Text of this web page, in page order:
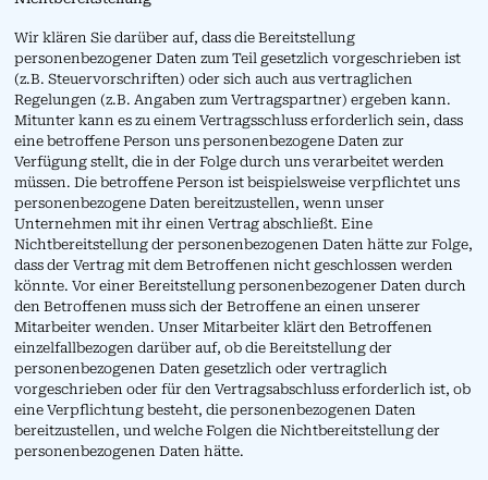
Wir klären Sie darüber auf, dass die Bereitstellung
personenbezogener Daten zum Teil gesetzlich vorgeschrieben ist
(z.B. Steuervorschriften) oder sich auch aus vertraglichen
Regelungen (z.B. Angaben zum Vertragspartner) ergeben kann.
Mitunter kann es zu einem Vertragsschluss erforderlich sein, dass
eine betroffene Person uns personenbezogene Daten zur
Verfügung stellt, die in der Folge durch uns verarbeitet werden
müssen. Die betroffene Person ist beispielsweise verpflichtet uns
personenbezogene Daten bereitzustellen, wenn unser
Unternehmen mit ihr einen Vertrag abschließt. Eine
Nichtbereitstellung der personenbezogenen Daten hätte zur Folge,
dass der Vertrag mit dem Betroffenen nicht geschlossen werden
könnte. Vor einer Bereitstellung personenbezogener Daten durch
den Betroffenen muss sich der Betroffene an einen unserer
Mitarbeiter wenden. Unser Mitarbeiter klärt den Betroffenen
einzelfallbezogen darüber auf, ob die Bereitstellung der
personenbezogenen Daten gesetzlich oder vertraglich
vorgeschrieben oder für den Vertragsabschluss erforderlich ist, ob
eine Verpflichtung besteht, die personenbezogenen Daten
bereitzustellen, und welche Folgen die Nichtbereitstellung der
personenbezogenen Daten hätte.